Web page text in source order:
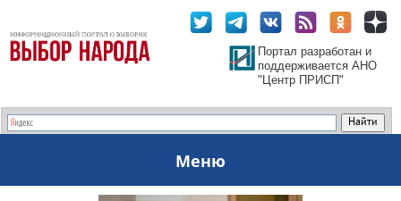
Портал разработан и
поддерживается АНО
"Центр ПРИСП"
Меню